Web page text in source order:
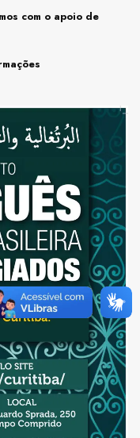
com o apoio de